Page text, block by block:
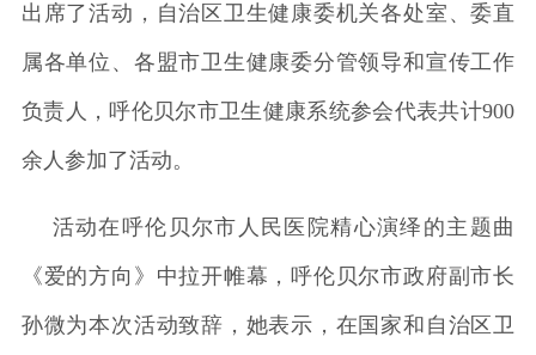
出席了活动，自治区卫生健康委机关各处室、委直
属各单位、各盟市卫生健康委分管领导和宣传工作
负责人，呼伦贝尔市卫生健康系统参会代表共计900
余人参加了活动。
活动在呼伦贝尔市人民医院精心演绎的主题曲
《爱的方向》中拉开帷幕，呼伦贝尔市政府副市长
孙微为本次活动致辞，她表示，在国家和自治区卫